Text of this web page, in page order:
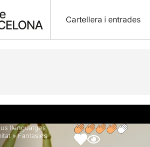
Cartellera i entrades
Fitxa artística Opinions
llenguatges
»Fantasies